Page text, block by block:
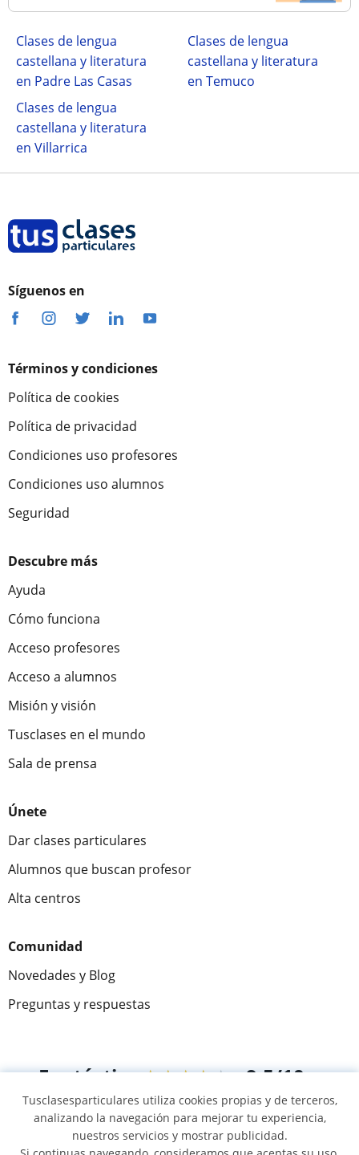
Clases de lengua
castellana y literatura
en Padre Las Casas
Clases de lengua
castellana y literatura
en Temuco
Clases de lengua
castellana y literatura
en Villarrica
Síguenos en
Términos y condiciones
Política de cookies
Política de privacidad
Condiciones uso profesores
Condiciones uso alumnos
Seguridad
Descubre más
Ayuda
Cómo funciona
Acceso profesores
Acceso a alumnos
Misión y visión
Tusclases en el mundo
Sala de prensa
Únete
Dar clases particulares
Alumnos que buscan profesor
Alta centros
Comunidad
Novedades y Blog
Preguntas y respuestas
Fantástica★★★★★ 9,5/10
305883 opiniones de alumnos
Tusclasesparticulares utiliza cookies propias y de terceros,
analizando la navegación para mejorar tu experiencia,
nuestros servicios y mostrar publicidad.